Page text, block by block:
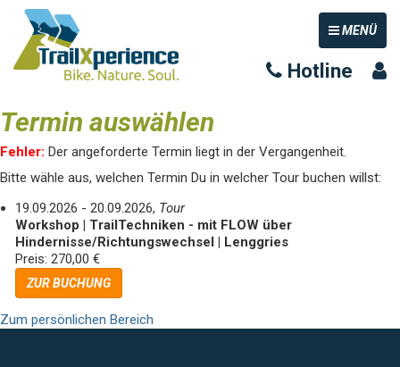
TOGGLE
MENÜ
Hotline
Termin auswählen
Fehler: Der angeforderte Termin liegt in der Vergangenheit.
Bitte wähle aus, welchen Termin Du in welcher Tour buchen willst:
19.09.2026 - 20.09.2026, Tour
Workshop | TrailTechniken - mit FLOW über
Hindernisse/Richtungswechsel | Lenggries
Preis: 270,00 €
ZUR BUCHUNG
Zum persönlichen Bereich